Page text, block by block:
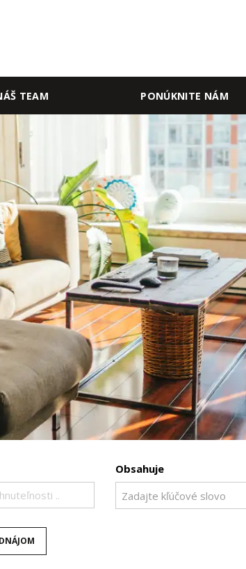
TEAM PONÚKNITE NÁM
..
Obsahuje